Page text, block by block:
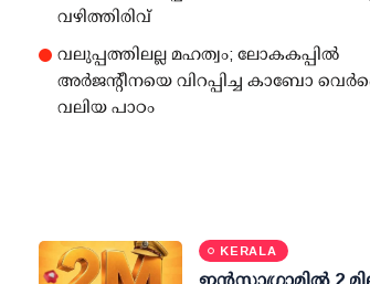
വഴിത്തിരിവ്
വലുപ്പത്തിലല്ല മഹത്വം; ലോകകപ്പില്‍
അര്‍ജന്റീനയെ വിറപ്പിച്ച കാബോ
വലിയ പാഠം
KERALA
ഇന്‍സ്റ്റാഗ്രാമില്‍ 2